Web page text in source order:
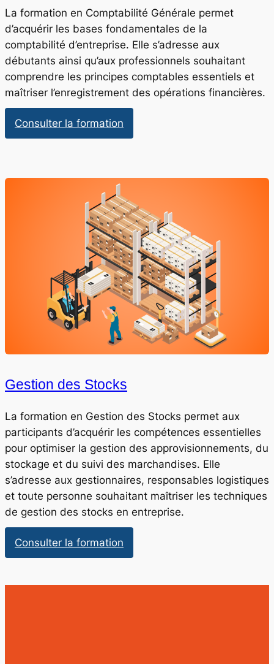
La formation en Comptabilité Générale permet
d’acquérir les bases fondamentales de la
comptabilité d’entreprise. Elle s’adresse aux
débutants ainsi qu’aux professionnels souhaitant
comprendre les principes comptables essentiels et
maîtriser l’enregistrement des opérations financières.
Consulter la formation
Comptabilité
Gestion des Stocks
La formation en Gestion des Stocks permet aux
participants d’acquérir les compétences essentielles
pour optimiser la gestion des approvisionnements, du
stockage et du suivi des marchandises. Elle
s’adresse aux gestionnaires, responsables logistiques
et toute personne souhaitant maîtriser les techniques
de gestion des stocks en entreprise.
Consulter la formation
Gestion